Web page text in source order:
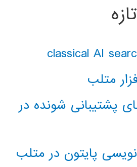
متلب
پشتیبانی شونده در
نویسی پایتون در متلب